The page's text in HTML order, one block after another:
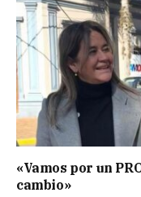
«Vamos por un
cambio»